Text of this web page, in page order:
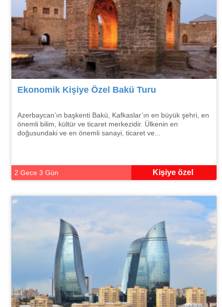
Ekonomik Kişiye Özel Bakü Turu
Azerbaycan’ın başkenti Bakü, Kafkaslar’ın en büyük şehri, en
önemli bilim, kültür ve ticaret merkezidir. Ülkenin en
doğusundaki ve en önemli sanayi, ticaret ve...
2 Gece 3 Gün Kişiye özel